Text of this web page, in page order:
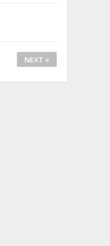
NEXT »